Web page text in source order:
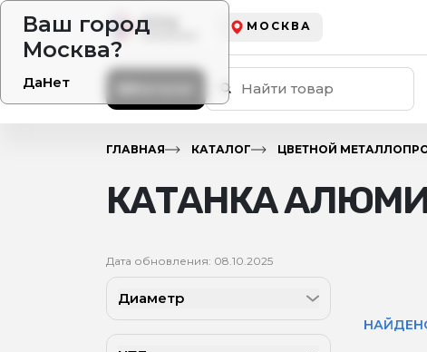
Ваш город
Москва?
ДаНет
МОСКВА
ГЛАВНАЯ КАТАЛОГ ЦВЕТНОЙ
КАТАНКА
Дата обновления: 08.10.2025
Диаметр